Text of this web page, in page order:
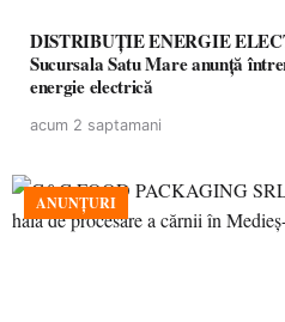
DISTRIBUȚIE ENERGIE
Sucursala Satu Mare anunţă
energie electrică
acum 2 saptamani
ANUNȚURI